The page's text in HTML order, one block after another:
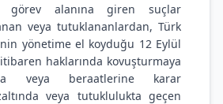
görev alanına giren suçlar
veya tutuklananlardan, Türk
yönetime el koyduğu 12 Eylül
haklarında kovuşturmaya
veya beraatlerine karar
veya tutuklulukta geçen